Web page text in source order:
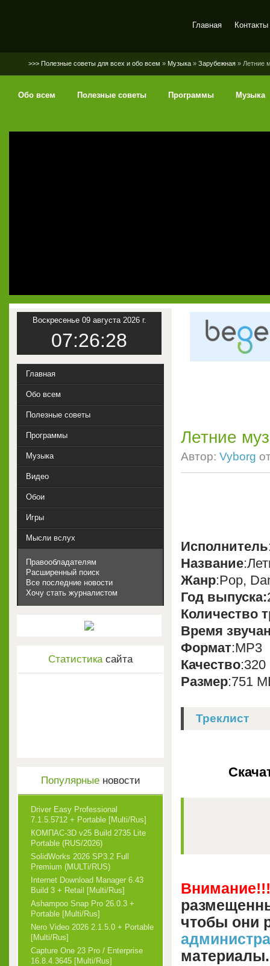
Главная Контакты
>>> Полезные советы для всех и обо всем » Музыка » Зарубежная » Летние
Обо всем Полезные советы Программы Музыка
Летние
Автор: Vyborg
Исполнитель
Название
Жанр:Pop,
Год выпуска:
Количество
Время
Формат:MP3
Качество:320
Размер:751
Треклист
Внимание!!!
чтобы они
материалы.
Воскресенье 09 августа 2026 г.
07:26:28
Главная
Обо всем
Полезные советы
Программы
Музыка
Видео
Обои
Игры
Мысли вслух
Правообладателям
Расширенный поиск
Все последние новости
Хочу стать журналистом
Статистикасайта
Популярныеновости
Driver Easy Professional
7.1.5.5712 + Portable [Multi/Rus]
КОМПАС-3D v25 Build 2735 Lite
Portable (RUS/2026)
SolidWorks 2026 SP3.2 Full
Premium (MULTi/RUS)
Internet Download Manager 6.43
Build 3 + Retail [Multi/Rus]
Ashampoo Snap Pro 26.0.3 +
Portable [Multi/Rus]
Nero Video 2026 2.1.5.0 + Portable
[Multi/Rus]
Capture One 23 Pro / Enterprise
16.8.4.3645 [Multi/Rus]